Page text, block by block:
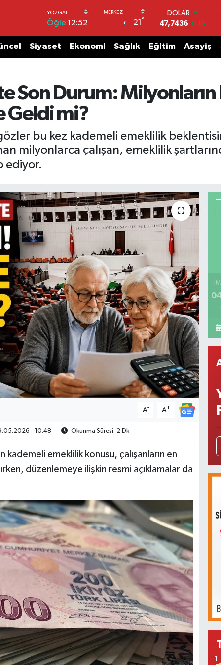
Öğle 12:52 21 °
DOLAR
47,7436 0.18
55,2510 0.32
6660.55
BİST100
Siyaset Ekonomi Sağlık Eğitim Asayiş
Son Durum:
Geldi mi?
bu kez kademeli emeklilik
milyonlarca çalışan, emeklilik
ediyor.
A- A+
- 10:48 Okunma Süresi: 2 Dk
emeklilik konusu, çalışanların en
düzenlemeye ilişkin resmi açıklamalar da
1